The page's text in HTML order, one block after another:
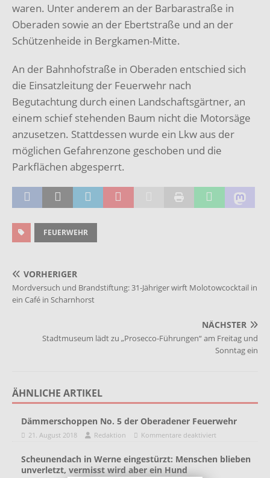
waren. Unter anderem an der Barbarastraße in
Oberaden sowie an der Ebertstraße und an der
Schützenheide in Bergkamen-Mitte.
An der Bahnhofstraße in Oberaden entschied sich
die Einsatzleitung der Feuerwehr nach
Begutachtung durch einen Landschaftsgärtner, an
einem schief stehenden Baum nicht die Motorsäge
anzusetzen. Stattdessen wurde ein Lkw aus der
möglichen Gefahrenzone geschoben und die
Parkflächen abgesperrt.
FEUERWEHR
VORHERIGER
Mordversuch und Brandstiftung: 31-Jähriger wirft Molotowcocktail in
ein Café in Scharnhorst
NÄCHSTER
Stadtmuseum lädt zu „Prosecco-Führungen“ am Freitag und
Sonntag ein
ÄHNLICHE ARTIKEL
Dämmerschoppen No. 5 der Oberadener Feuerwehr
21. August 2018 Redaktion Kommentare deaktiviert
Scheunendach in Werne eingestürzt: Menschen blieben
unverletzt, vermisst wird aber ein Hund